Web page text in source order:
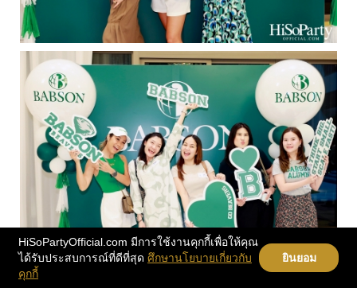
HiSoPartyOfficial.com มีการใช้งานคุกกี้เพื่อให้คุณ
ได้รับประสบการณ์ที่ดีที่สุด ศึกษานโยบายเกี่ยวกับ
คุกกี้
ยินยอม